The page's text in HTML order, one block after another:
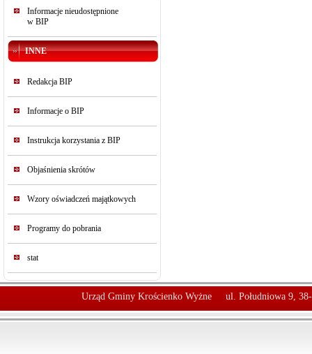
Informacje nieudostępnione
w BIP
INNE
Redakcja BIP
Informacje o BIP
Instrukcja korzystania z BIP
Objaśnienia skrótów
Wzory oświadczeń majątkowych
Programy do pobrania
stat
Urząd Gminy Krościenko Wyżne ul. Południowa 9,